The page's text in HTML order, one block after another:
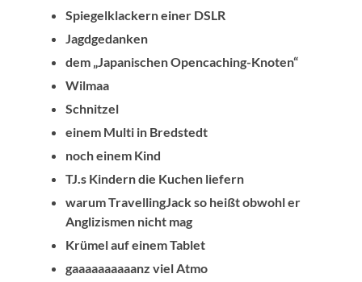
Spiegelklackern einer DSLR
Jagdgedanken
dem „Japanischen Opencaching-Knoten“
Wilmaa
Schnitzel
einem Multi in Bredstedt
noch einem Kind
TJ.s Kindern die Kuchen liefern
warum TravellingJack so heißt obwohl er
Anglizismen nicht mag
Krümel auf einem Tablet
gaaaaaaaaaanz viel Atmo